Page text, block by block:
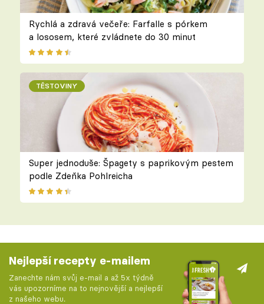
Rychlá a zdravá večeře: Farfalle s pórkem
a lososem, které zvládnete do 30 minut
TĚSTOVINY
Super jednoduše: Špagety s paprikovým pestem
podle Zdeňka Pohlreicha
Nejlepší recepty e-mailem
Zanechte nám svůj e-mail a až 5x týdně
vás upozorníme na to nejnovější a nejlepší
z našeho webu.